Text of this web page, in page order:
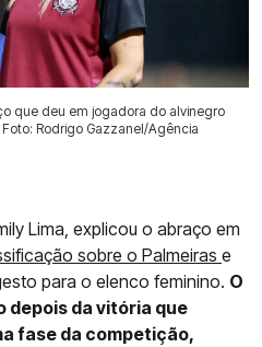
que deu em jogadora do alvinegro
Rodrigo Gazzanel/Agência
Lima, explicou o abraço em
sobre o Palmeiras e
para o elenco feminino. O
depois da vitória que
fase da competição,